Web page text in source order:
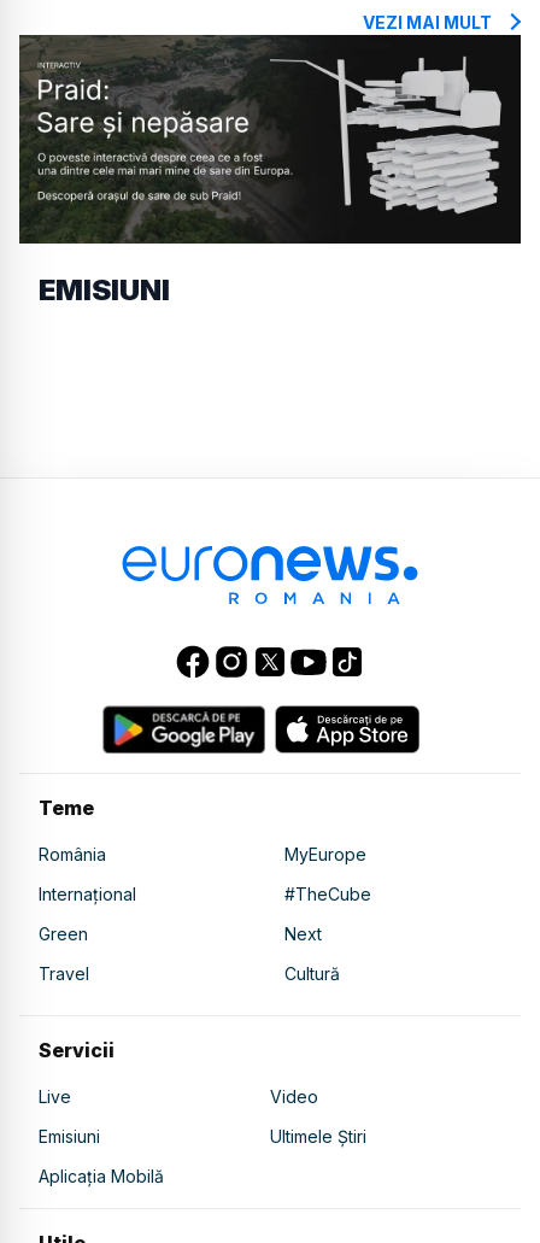
VEZI MAI MULT
EMISIUNI
Teme
România
MyEurope
Internațional
#TheCube
Green
Next
Travel
Cultură
Servicii
Live
Video
Emisiuni
Ultimele Știri
Aplicația Mobilă